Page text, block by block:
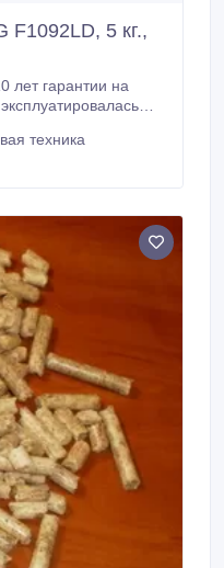
5 кг.,
лет гарантии на
на ПМЖ.
техника